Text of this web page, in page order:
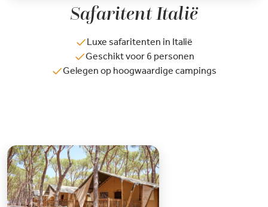
Safaritent Italië
Luxe safaritenten in Italië
Geschikt voor 6 personen
Gelegen op hoogwaardige campings